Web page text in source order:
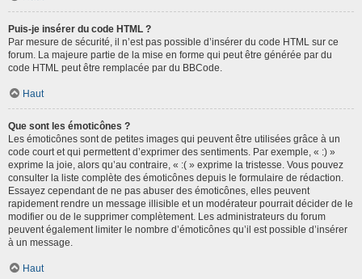
Puis-je insérer du code HTML ?
Par mesure de sécurité, il n’est pas possible d’insérer du code HTML sur ce
forum. La majeure partie de la mise en forme qui peut être générée par du
code HTML peut être remplacée par du BBCode.
Haut
Que sont les émoticônes ?
Les émoticônes sont de petites images qui peuvent être utilisées grâce à un
code court et qui permettent d’exprimer des sentiments. Par exemple, « :) »
exprime la joie, alors qu’au contraire, « :( » exprime la tristesse. Vous pouvez
consulter la liste complète des émoticônes depuis le formulaire de rédaction.
Essayez cependant de ne pas abuser des émoticônes, elles peuvent
rapidement rendre un message illisible et un modérateur pourrait décider de le
modifier ou de le supprimer complètement. Les administrateurs du forum
peuvent également limiter le nombre d’émoticônes qu’il est possible d’insérer
à un message.
Haut